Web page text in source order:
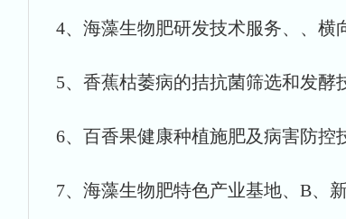
4、海藻生物肥研发技术服务、、横
5、香蕉枯萎病的拮抗菌筛选和发酵
6、百香果健康种植施肥及病害防控
7、海藻生物肥特色产业基地、B、